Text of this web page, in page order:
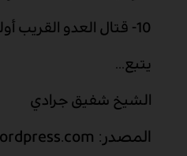
10- قتال العدو القريب
يتبع...
الشيخ شفيق جرادي
المصدر: